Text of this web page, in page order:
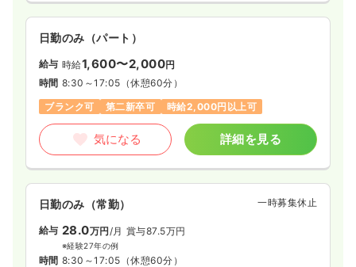
日勤のみ（パート）
給与 時給1,600〜2,000円
時間 8:30～17:05 （休憩60分）
ブランク可
第二新卒可 時給2,000円以上可
気になる 詳細を見る
日勤のみ（常勤） 一時募集休止
給与 28.0万円 /月 賞与87.5万円
※経験27年の例
時間 8:30～17:05 （休憩60分）